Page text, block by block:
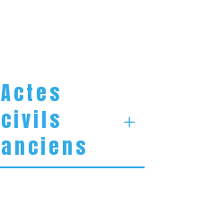
Actes
civils
anciens